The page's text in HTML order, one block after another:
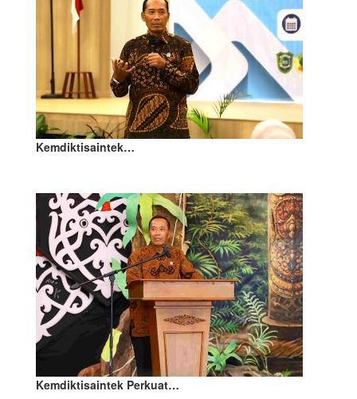
Kemdiktisaintek…
Kemdiktisaintek Perkuat…